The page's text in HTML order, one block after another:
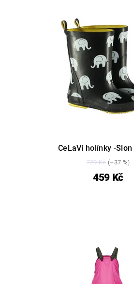
CeLaVi holínky -Slon
729 Kč(–37 %)
459 Kč